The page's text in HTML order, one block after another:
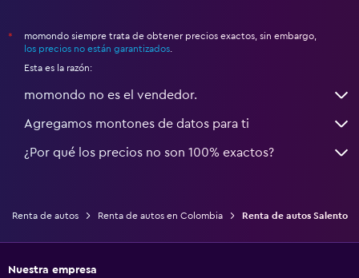
*
momondo siempre trata de obtener precios exactos, sin embargo,
los precios no están garantizados
Esta es la razón:
momondo no es el vendedor.
Agregamos montones de datos para ti
¿Por qué los precios no son 100% exactos?
Renta de autos Renta de autos en Colombia Renta de autos Salento
Nuestra empresa